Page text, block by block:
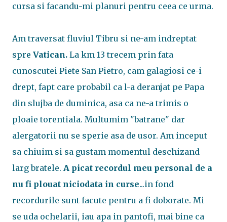
cursa si facandu-mi planuri pentru ceea ce urma.
Am traversat fluviul Tibru si ne-am indreptat
spre Vatican. La km 13 trecem prin fata
cunoscutei Piete San Pietro, cam galagiosi ce-i
drept, fapt care probabil ca l-a deranjat pe Papa
din slujba de duminica, asa ca ne-a trimis o
ploaie torentiala. Multumim "batrane" dar
alergatorii nu se sperie asa de usor. Am inceput
sa chiuim si sa gustam momentul deschizand
larg bratele. A picat recordul meu personal de a
nu fi plouat niciodata in curse...in fond
recordurile sunt facute pentru a fi doborate. Mi
se uda ochelarii, iau apa in pantofi, mai bine ca